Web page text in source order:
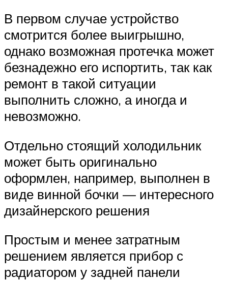
В первом случае устройство
смотрится более выигрышно,
однако возможная протечка может
безнадежно его испортить, так как
ремонт в такой ситуации
выполнить сложно, а иногда и
невозможно.
Отдельно стоящий холодильник
может быть оригинально
оформлен, например, выполнен в
виде винной бочки — интересного
дизайнерского решения
Простым и менее затратным
решением является прибор с
радиатором у задней панели